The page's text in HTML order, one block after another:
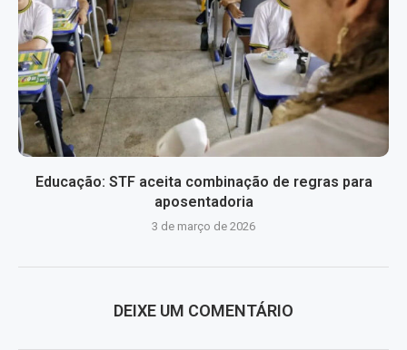
Educação: STF aceita combinação de regras para
aposentadoria
3 de março de 2026
DEIXE UM COMENTÁRIO